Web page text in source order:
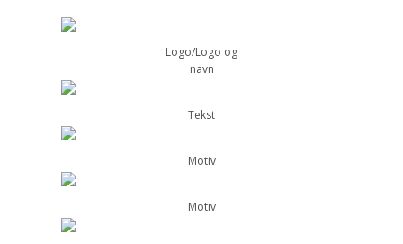
Logo/Logo og
navn
Tekst
Motiv
Motiv